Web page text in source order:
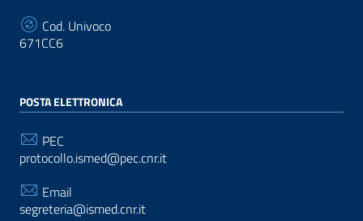
Cod. Univoco
671CC6
POSTA ELETTRONICA
PEC
protocollo.ismed@pec.cnr.it
Email
segreteria@ismed.cnr.it